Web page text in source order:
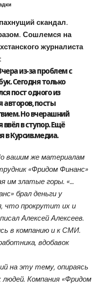
скандал.
Сошлемся на
журналиста
из-за проблем с
Сегодня только
пост одного из
авторов, посты
Но вчерашний
в ступор. Ещё
в Курсив.медиа.
вашим же материалам
«Фридом Финанс»
им златые горы. «…
брал деньги у
что прокрутит их и
Алексей Алексеев.
в компанию и к СМИ.
вдобавок
на эту тему, опираясь
Компания «Фридом